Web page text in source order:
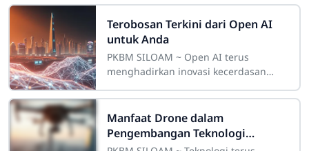
Terobosan Terkini dari Open AI
untuk Anda
PKBM SILOAM ~ Open AI terus
menghadirkan inovasi kecerdasan
melihat dunia. Mereka mendirikan
NextGenAI, sebuah
Manfaat Drone dalam
Pengembangan Teknologi